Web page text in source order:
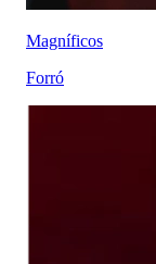
Magníficos
Forró